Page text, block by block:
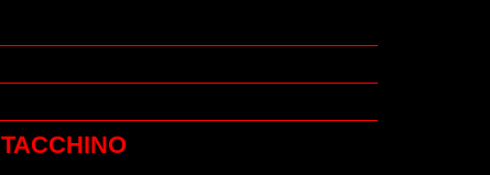
TACCHINO